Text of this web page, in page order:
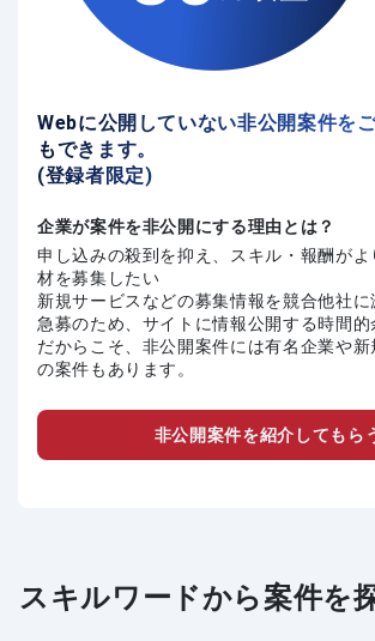
Webに公開していない非公開案件を
もできます。
(登録者限定)
企業が案件を非公開にする理由とは？
申し込みの殺到を抑え、スキル・報酬がよ
材を募集したい
新規サービスなどの募集情報を競合他社
急募のため、サイトに情報公開する時間的
だからこそ、非公開案件には有名企業や
の案件もあります。
非公開案件を紹介してもら
スキルワードから案件を